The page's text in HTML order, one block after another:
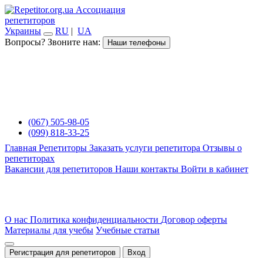
Ассоциация
репетиторов
Украины
RU | UA
Вопросы? Звоните нам:
Наши телефоны
(067) 505-98-05
(099) 818-33-25
Главная Репетиторы Заказать услуги репетитора Отзывы о
репетиторах
Вакансии для репетиторов Наши контакты Войти в кабинет
О нас Политика конфиденциальности Договор оферты
Материалы для учебы Учебные статьи
Регистрация для репетиторов Вход